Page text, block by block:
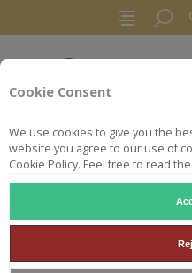
Cookie Consent
We use cookies to give you the
website you agree to our use of
Cookie Policy. Feel free to read
WILD